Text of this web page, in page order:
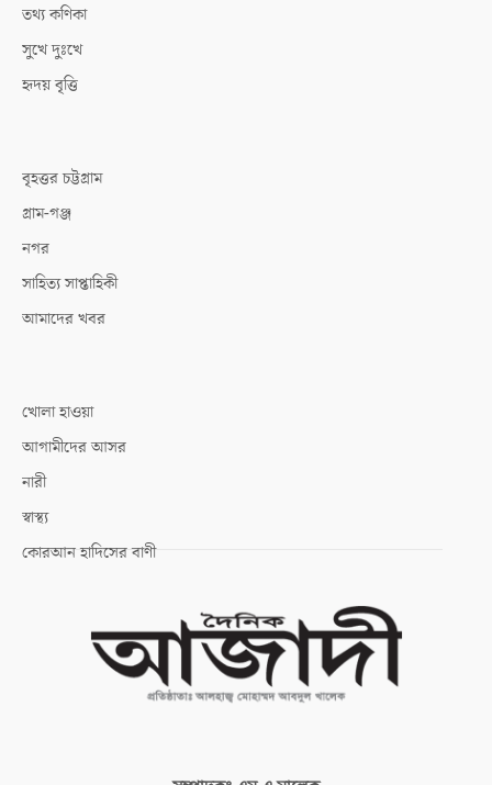
তথ্য কণিকা
সুখে দুঃখে
হৃদয় বৃত্তি
বৃহত্তর চট্টগ্রাম
গ্রাম-গঞ্জ
নগর
সাহিত্য সাপ্তাহিকী
আমাদের খবর
খোলা হাওয়া
আগামীদের আসর
নারী
স্বাস্থ্য
কোরআন হাদিসের বাণী